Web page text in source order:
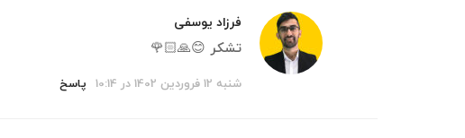
فرزاد یوسفی
تشکر 😊🙏🏻🌹
شنبه 12 فروردین 1402 در 10:14 پاسخ